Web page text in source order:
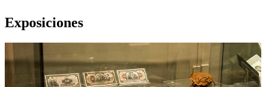
Exposiciones